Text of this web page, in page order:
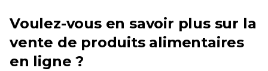
Voulez-vous en savoir plus sur la
vente de produits alimentaires
en ligne ?